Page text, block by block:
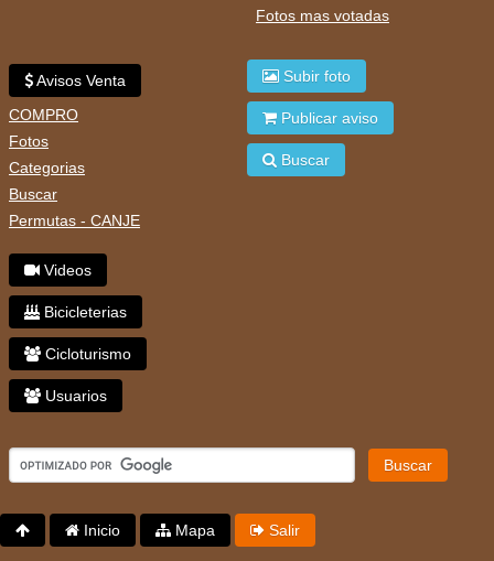
Fotos mas votadas
Avisos Venta
COMPRO
Fotos
Categorias
Buscar
Permutas - CANJE
Videos
Bicicleterias
Cicloturismo
Usuarios
Subir foto
Publicar aviso
Buscar
Buscar
Inicio Mapa Salir